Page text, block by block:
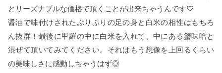
とリーズナブルな価格で頂くことが出来ちゃうんです♡
醤油で味付けされたぷりぷりの足の身と白米の相性はもちろ
ん抜群！最後に甲羅の中に白米を入れて、中にある蟹味噌と
混ぜて頂いてみてください。それはもう想像を上回るくらい
の美味しさに感動しちゃうはず◎